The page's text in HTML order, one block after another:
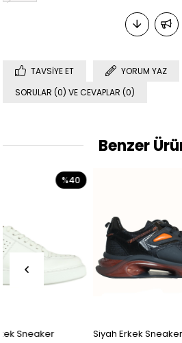
TAVSIYE ET
YORUM YAZ
SORULAR (0) VE CEVAPLAR (0)
Benzer
Siyah Erkek Sneaker